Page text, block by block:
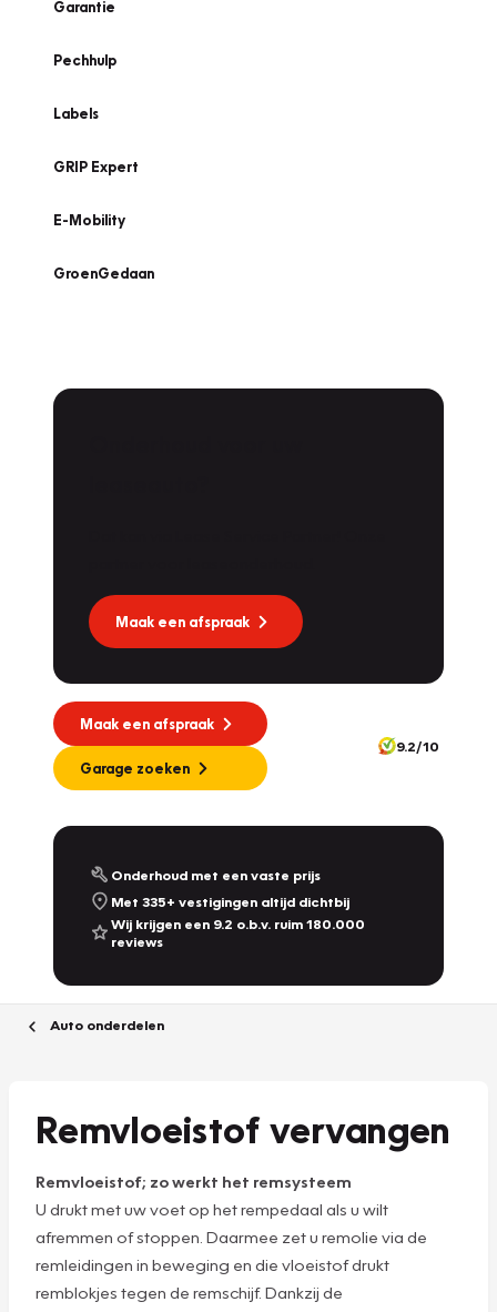
Garantie
Pechhulp
Labels
GRIP Expert
E-Mobility
GroenGedaan
Maak een afspraak
Maak een afspraak
Garage zoeken
9.2/10
Onderhoud met een vaste prijs
Met 335+ vestigingen altijd dichtbij
Wij krijgen een 9.2 o.b.v. ruim 180.000
reviews
Auto onderdelen
Remvloeistof vervangen
Remvloeistof; zo werkt het remsysteem
U drukt met uw voet op het rempedaal als u wilt
afremmen of stoppen. Daarmee zet u remolie via de
remleidingen in beweging en die vloeistof drukt
remblokjes tegen de remschijf. Dankzij de